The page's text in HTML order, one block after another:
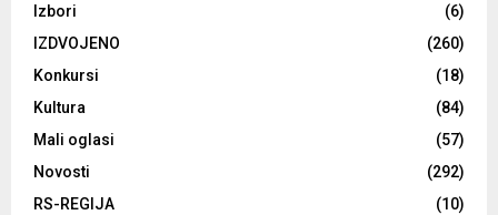
Izbori
(6)
IZDVOJENO
(260)
Konkursi
(18)
Kultura
(84)
Mali oglasi
(57)
Novosti
(292)
RS-REGIJA
(10)